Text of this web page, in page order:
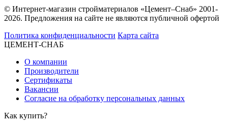
© Интернет-магазин стройматериалов «Цемент–Снаб» 2001-
2026. Предложения на сайте не являются публичной офертой
Политика конфиденциальности Карта сайта
ЦЕМЕНТ-СНАБ
О компании
Производители
Сертификаты
Вакансии
Согласие на обработку персональных данных
Как купить?